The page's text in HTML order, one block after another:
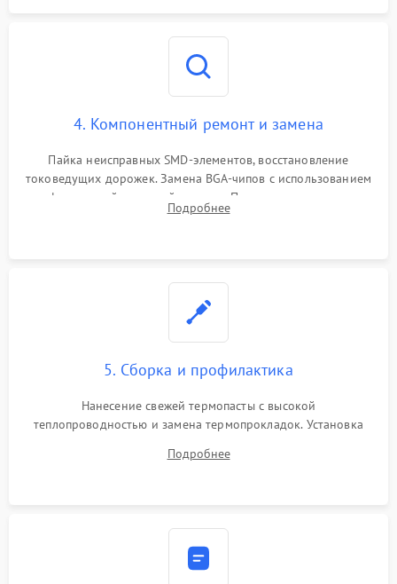
4. Компонентный ремонт и замена
Пайка неисправных SMD-элементов, восстановление
токоведущих дорожек. Замена BGA-чипов с использованием
инфракрасной паяльной станции. Прошивка микросхемы
BIOS или замена поврежденных портов USB
Подробнее
5. Сборка и профилактика
Нанесение свежей термопасты с высокой
теплопроводностью и замена термопрокладок. Установка
шлейфов, модулей памяти и накопителей. Предварительная
Подробнее